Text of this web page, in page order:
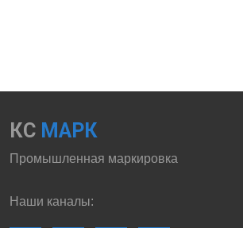
КС МАРК
Промышленная маркировка
Наши каналы: